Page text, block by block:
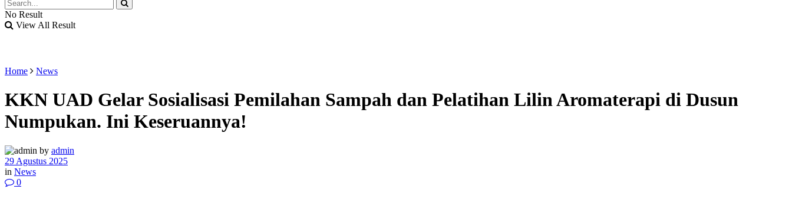
No Result
View All Result
Home News
KKN UAD Gelar Sosialisasi Pemilahan Sampah dan Pelatihan Lilin Aromaterapi di Dusun
Numpukan. Ini Keseruannya!
by admin
29 Agustus 2025
in News
0